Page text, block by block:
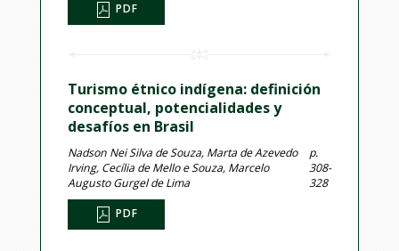
PDF
Turismo étnico indígena: definición
conceptual, potencialidades y
desafíos en Brasil
Nadson Nei Silva de Souza, Marta de Azevedo
Irving, Cecília de Mello e Souza, Marcelo
Augusto Gurgel de Lima
p.
308-
328
PDF